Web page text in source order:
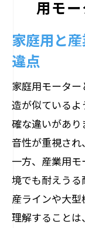
用モ
家庭用と
違点
家庭用モータ
造が似ているよ
確な違いがあ
音性が重視され
一方、産業用
境でも耐えう
産ラインや大
理解することは